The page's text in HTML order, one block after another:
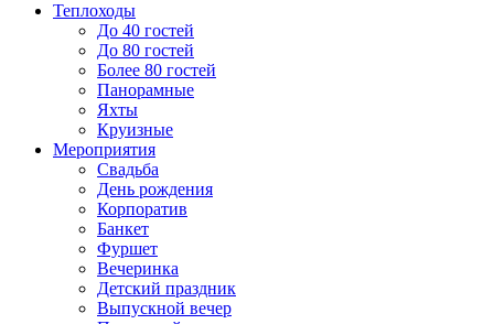
Теплоходы
До 40 гостей
До 80 гостей
Более 80 гостей
Панорамные
Яхты
Круизные
Мероприятия
Свадьба
День рождения
Корпоратив
Банкет
Фуршет
Вечеринка
Детский праздник
Выпускной вечер